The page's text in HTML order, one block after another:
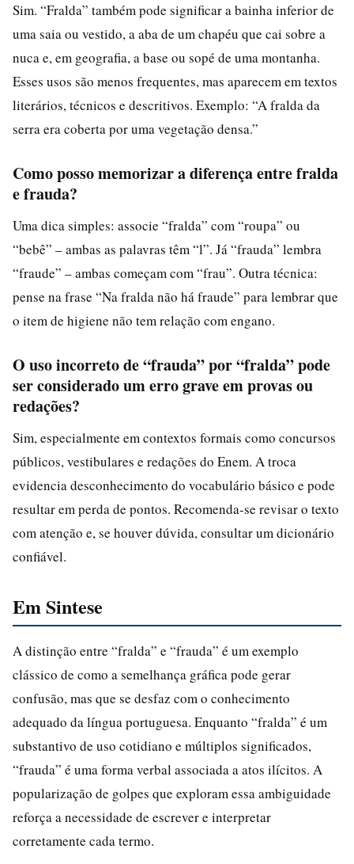
Sim. “Fralda” também pode significar a bainha inferior de
uma saia ou vestido, a aba de um chapéu que cai sobre a
nuca e, em geografia, a base ou sopé de uma montanha.
Esses usos são menos frequentes, mas aparecem em textos
literários, técnicos e descritivos. Exemplo: “A fralda da
serra era coberta por uma vegetação densa.”
Como posso memorizar a diferença entre fralda
e frauda?
Uma dica simples: associe “fralda” com “roupa” ou
“bebê” – ambas as palavras têm “l”. Já “frauda” lembra
“fraude” – ambas começam com “frau”. Outra técnica:
pense na frase “Na fralda não há fraude” para lembrar que
o item de higiene não tem relação com engano.
O uso incorreto de “frauda” por “fralda” pode
ser considerado um erro grave em provas ou
redações?
Sim, especialmente em contextos formais como concursos
públicos, vestibulares e redações do Enem. A troca
evidencia desconhecimento do vocabulário básico e pode
resultar em perda de pontos. Recomenda-se revisar o texto
com atenção e, se houver dúvida, consultar um dicionário
confiável.
Em Sintese
A distinção entre “fralda” e “frauda” é um exemplo
clássico de como a semelhança gráfica pode gerar
confusão, mas que se desfaz com o conhecimento
adequado da língua portuguesa. Enquanto “fralda” é um
substantivo de uso cotidiano e múltiplos significados,
“frauda” é uma forma verbal associada a atos ilícitos. A
popularização de golpes que exploram essa ambiguidade
reforça a necessidade de escrever e interpretar
corretamente cada termo.